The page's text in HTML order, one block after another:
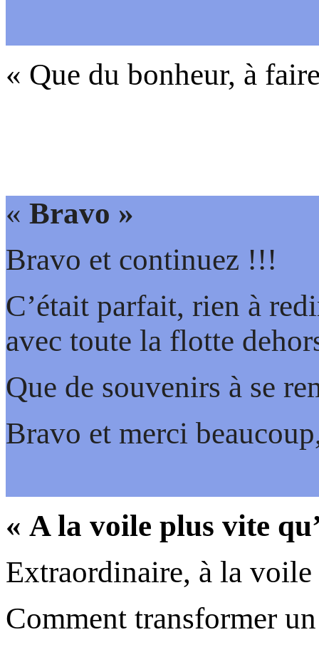
« Que du bonheur, à
« Bravo »
Bravo et continuez !!!
C’était parfait, rien à
avec toute la flotte
Que de souvenirs à se
Bravo et merci
« A la voile plus vite
Extraordinaire, à la
Comment transformer